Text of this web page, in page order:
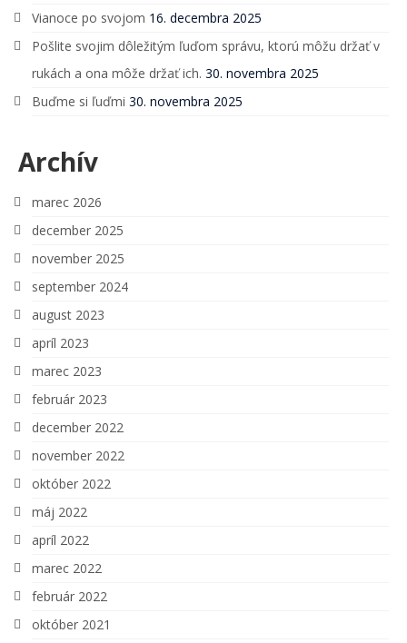
Vianoce po svojom 16. decembra 2025
Pošlite svojim dôležitým ľuďom správu, ktorú môžu držať v
rukách a ona môže držať ich. 30. novembra 2025
Buďme si ľuďmi 30. novembra 2025
Archív
marec 2026
december 2025
november 2025
september 2024
august 2023
apríl 2023
marec 2023
február 2023
december 2022
november 2022
október 2022
máj 2022
apríl 2022
marec 2022
február 2022
október 2021